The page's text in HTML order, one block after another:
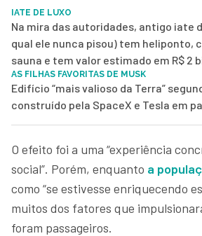
IATE DE LUXO
Na mira das autoridades, antigo iate
qual ele nunca pisou) tem heliponto,
sauna e tem valor estimado em R$ 2
AS FILHAS FAVORITAS DE MUSK
Edifício “mais valioso da Terra”
construído pela SpaceX e Tesla em
O efeito foi a uma “experiência
social”. Porém, enquanto a
como “se estivesse enriquecendo
muitos dos fatores que
foram passageiros.